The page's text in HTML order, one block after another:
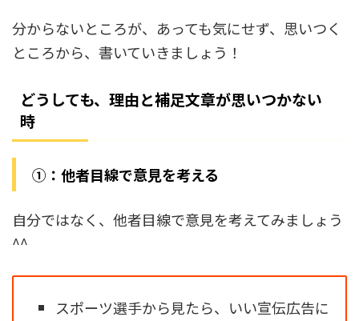
分からないところが、あっても気にせず、思いつく
ところから、書いていきましょう！
どうしても、理由と補足文章が思いつかない
時
①：他者目線で意見を考える
自分ではなく、他者目線で意見を考えてみましょう
^^
スポーツ選手から見たら、いい宣伝広告に